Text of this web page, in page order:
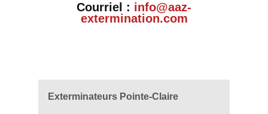
Courriel : info@aaz-
extermination.com
Exterminateurs Pointe-Claire